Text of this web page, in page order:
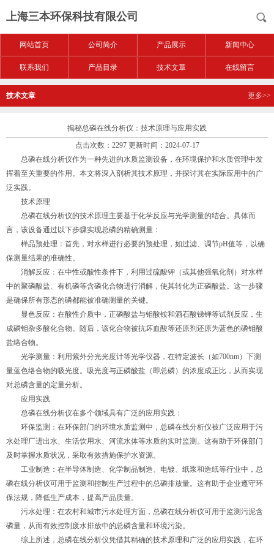
上海三本环保科技有限公司
网站首页 公司简介 产品展示 新闻中心
联系我们 产品目录 技术文章 在线留言
技术文章 更多>>
揭秘总磷在线分析仪：技术原理与应用实践
点击次数：2297 更新时间：2024-07-17
总磷在线分析仪作为一种先进的水质监测设备，在环境保护和水质管理中发
挥着至关重要的作用。本文将深入剖析其技术原理，并探讨其在实际应用中的广
泛实践。
技术原理
总磷在线分析仪的技术原理主要基于化学反应与光学测量的结合。具体而
言，该设备通过以下步骤实现总磷的精确测量：
样品预处理：首先，对水样进行必要的预处理，如过滤、调节pH值等，以确
保测量结果的准确性。
消解反应：在中性或酸性条件下，利用过硫酸钾（或其他强氧化剂）对水样
中的聚磷酸盐、有机磷等含磷化合物进行消解，使其转化为正磷酸盐。这一步骤
是确保所有形态的磷都能被准确测量的关键。
显色反应：在酸性介质中，正磷酸盐与钼酸铵和酒石酸锑钾等试剂反应，生
成磷钼杂多酸化合物。随后，该化合物被抗坏血酸等还原剂还原为蓝色的磷钼酸
盐络合物。
光学测量：利用紫外分光光度计等光学仪器，在特定波长（如700nm）下测
量蓝色络合物的吸光度。吸光度与正磷酸盐（即总磷）的浓度成正比，从而实现
对总磷含量的定量分析。
应用实践
总磷在线分析仪在多个领域具有广泛的应用实践：
环保监测：在环保部门的环境水质监测中，总磷在线分析仪被广泛应用于污
水处理厂进出水、生活饮用水、河流水体等水质的实时监测。这有助于环保部门
及时掌握水质状况，采取有效措施保护水资源。
工业制造：在半导体制造、化学制品制造、电镀、纸浆和造纸等行业中，总
磷在线分析仪可用于监测和控制生产过程中的总磷排放量。这有助于企业遵守环
保法规，降低生产成本，提高产品质量。
污水处理：在农村和城市污水处理方面，总磷在线分析仪可用于监测污泥含
磷量，从而有效控制废水排放中的总磷含量和环境污染。
综上所述，总磷在线分析仪凭借其精确的技术原理和广泛的应用实践，在环